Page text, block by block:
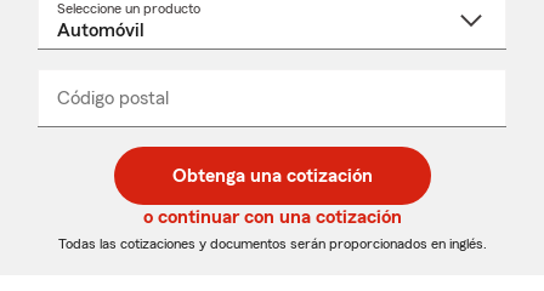
Seleccione un producto
desplegable
Código postal
de
5
dígitos
de
5
dígitos
_____
Obtenga una cotización
o continuar con una cotización
Todas las cotizaciones y documentos serán proporcionados en inglés.